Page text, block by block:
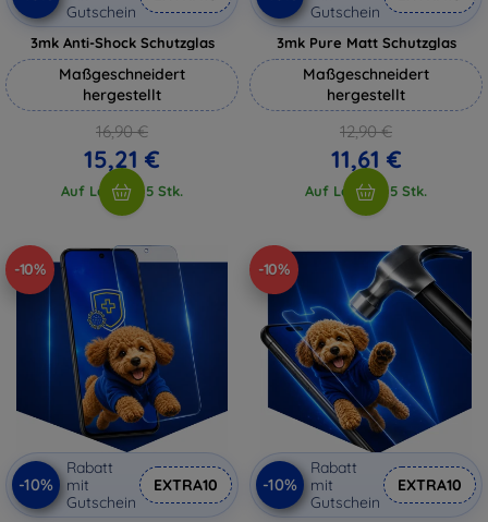
Gutschein
3mk Anti-Shock Schutzglas
Maßgeschneidert
hergestellt
16,90 €
15,21 €
Auf Lager > 5 Stk.
Gutschein
3mk Pure Matt Schutzglas
Maßgeschneidert
hergestellt
12,90 €
11,61 €
Auf Lager > 5 Stk.
-10%
-10%
Rabatt
mit
Gutschein
EXTRA10
-10%
-10%
Rabatt
mit
Gutschein
EXTRA10